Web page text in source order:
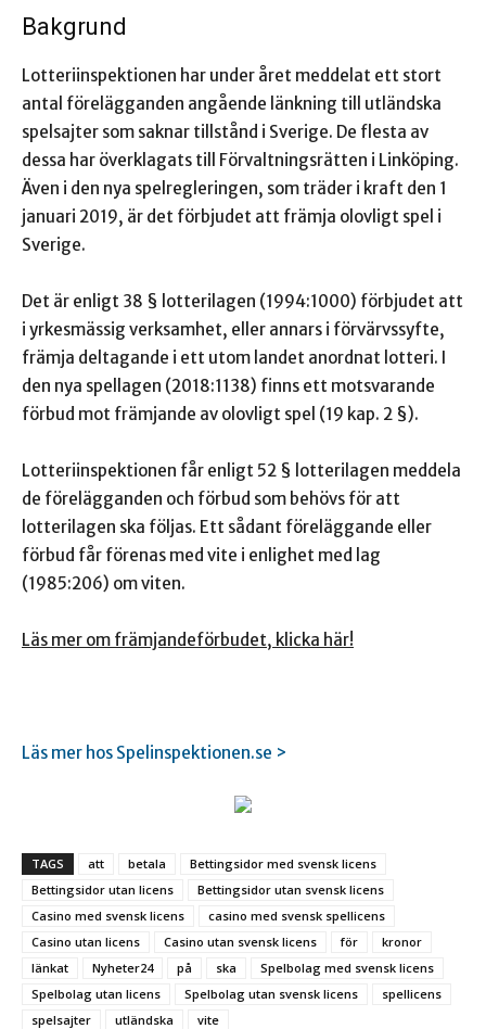
Bakgrund
Lotteriinspektionen har under året meddelat ett stort
antal förelägganden angående länkning till utländska
spelsajter som saknar tillstånd i Sverige. De flesta av
dessa har överklagats till Förvaltningsrätten i Linköping.
Även i den nya spelregleringen, som träder i kraft den 1
januari 2019, är det förbjudet att främja olovligt spel i
Sverige.
Det är enligt 38 § lotterilagen (1994:1000) förbjudet att
i yrkesmässig verksamhet, eller annars i förvärvssyfte,
främja deltagande i ett utom landet anordnat lotteri. I
den nya spellagen (2018:1138) finns ett motsvarande
förbud mot främjande av olovligt spel (19 kap. 2 §).
Lotteriinspektionen får enligt 52 § lotterilagen meddela
de förelägganden och förbud som behövs för att
lotterilagen ska följas. Ett sådant föreläggande eller
förbud får förenas med vite i enlighet med lag
(1985:206) om viten.
Läs mer om främjandeförbudet, klicka här!
Läs mer hos Spelinspektionen.se >
TAGS att betala
Bettingsidor med svensk licens
Bettingsidor utan licens
Bettingsidor utan svensk licens
Casino med svensk licens
casino med svensk spellicens
Casino utan licens
Casino utan svensk licens för
kronor
länkat
Nyheter24 på ska
Spelbolag med svensk licens
Spelbolag utan licens
Spelbolag utan svensk licens
spellicens
spelsajter
utländska vite